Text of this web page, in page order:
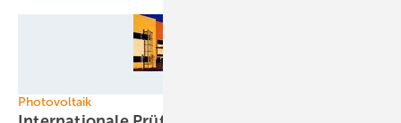
Photovoltaik